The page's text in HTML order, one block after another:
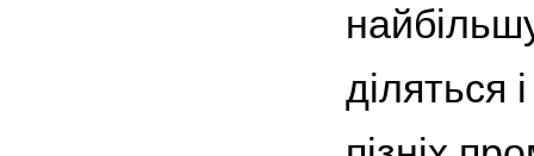
діляться